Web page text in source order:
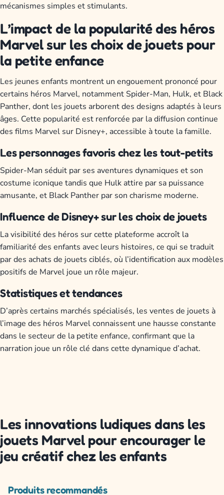
mécanismes simples et stimulants.
L’impact de la popularité des héros
Marvel sur les choix de jouets pour
la petite enfance
Les jeunes enfants montrent un engouement prononcé pour
certains héros Marvel, notamment Spider-Man, Hulk, et Black
Panther, dont les jouets arborent des designs adaptés à leurs
âges. Cette popularité est renforcée par la diffusion continue
des films Marvel sur Disney+, accessible à toute la famille.
Les personnages favoris chez les tout-petits
Spider-Man séduit par ses aventures dynamiques et son
costume iconique tandis que Hulk attire par sa puissance
amusante, et Black Panther par son charisme moderne.
Influence de Disney+ sur les choix de jouets
La visibilité des héros sur cette plateforme accroît la
familiarité des enfants avec leurs histoires, ce qui se traduit
par des achats de jouets ciblés, où l’identification aux modèles
positifs de Marvel joue un rôle majeur.
Statistiques et tendances
D’après certains marchés spécialisés, les ventes de jouets à
l’image des héros Marvel connaissent une hausse constante
dans le secteur de la petite enfance, confirmant que la
narration joue un rôle clé dans cette dynamique d’achat.
Les innovations ludiques dans les
jouets Marvel pour encourager le
jeu créatif chez les enfants
Produits recommandés